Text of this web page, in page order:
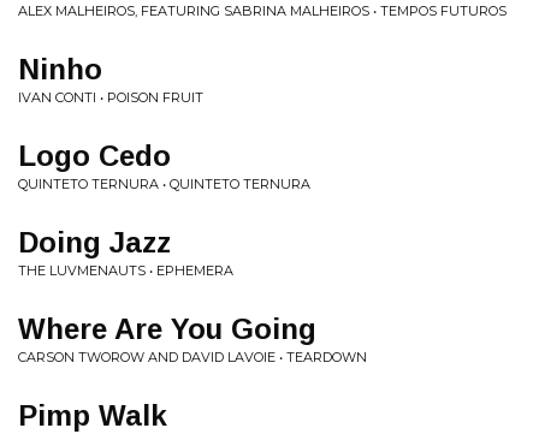
ALEX MALHEIROS, FEATURING SABRINA MALHEIROS • TEMPOS FUTUROS
Ninho
IVAN CONTI • POISON FRUIT
Logo Cedo
QUINTETO TERNURA • QUINTETO TERNURA
Doing Jazz
THE LUVMENAUTS • EPHEMERA
Where Are You Going
CARSON TWOROW AND DAVID LAVOIE • TEARDOWN
Pimp Walk